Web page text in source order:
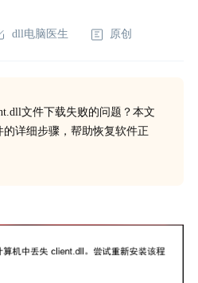
dll电脑医生 原创
文件下载失败的问题？本文
详细步骤，帮助恢复软件正